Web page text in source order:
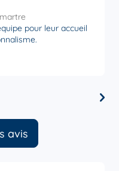
pour leur accueil
avis